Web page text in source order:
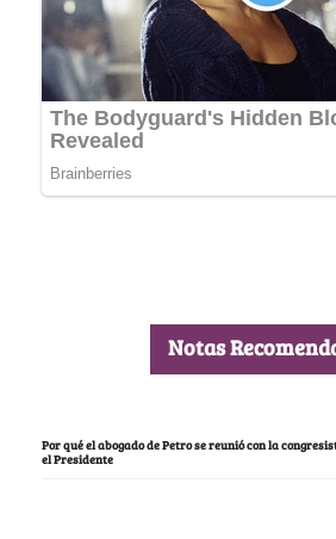
Notas
Por qué el abogado de Petro se reunió con la
el Presidente